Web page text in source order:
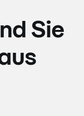
Sie